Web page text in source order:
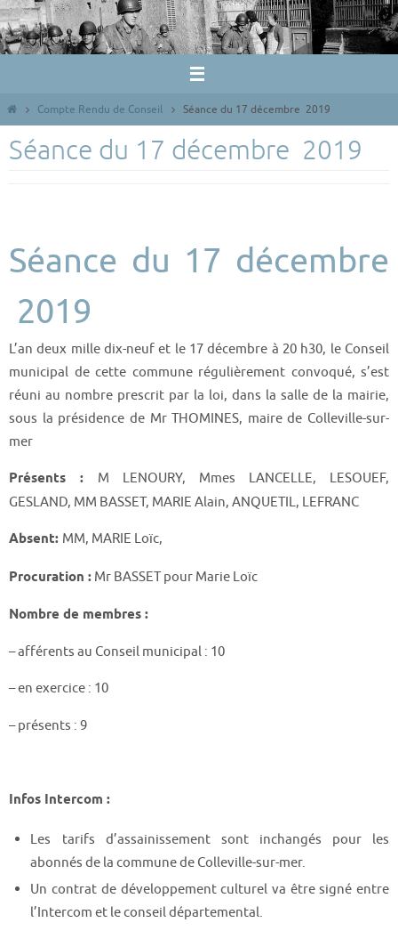
Passer
vers
le
HomeCompte Rendu de Conseil Séance du 17 décembre 2019
Séance du 17 décembre 2019
Séance du 17 décembre
2019
L’an deux mille dix-neuf et le 17 décembre à 20 h30, le Conseil
municipal de cette commune régulièrement convoqué, s’est
réuni au nombre prescrit par la loi, dans la salle de la mairie,
sous la présidence de Mr THOMINES, maire de Colleville-sur-
mer
Présents : M LENOURY, Mmes LANCELLE, LESOUEF,
GESLAND, MM BASSET, MARIE Alain, ANQUETIL, LEFRANC
Absent: MM, MARIE Loïc,
Procuration : Mr BASSET pour Marie Loïc
Nombre de membres :
– afférents au Conseil municipal : 10
– en exercice : 10
– présents : 9
Infos Intercom :
Les tarifs d’assainissement sont inchangés pour les
abonnés de la commune de Colleville-sur-mer.
Un contrat de développement culturel va être signé entre
l’Intercom et le conseil départemental.